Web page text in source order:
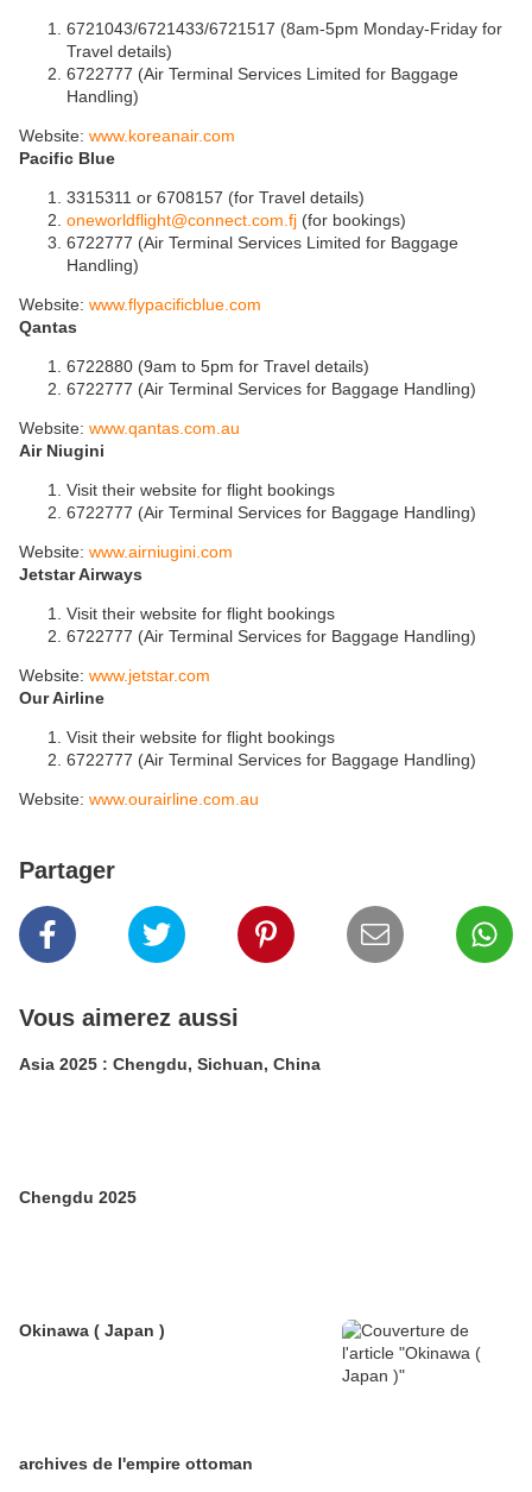
6721043/6721433/6721517 (8am-5pm Monday-Friday for
Travel details)
6722777 (Air Terminal Services Limited for Baggage
Handling)
Website: www.koreanair.com
Pacific Blue
3315311 or 6708157 (for Travel details)
oneworldflight@connect.com.fj (for bookings)
6722777 (Air Terminal Services Limited for Baggage
Handling)
Website: www.flypacificblue.com
Qantas
6722880 (9am to 5pm for Travel details)
6722777 (Air Terminal Services for Baggage Handling)
Website: www.qantas.com.au
Air Niugini
Visit their website for flight bookings
6722777 (Air Terminal Services for Baggage Handling)
Website: www.airniugini.com
Jetstar Airways
Visit their website for flight bookings
6722777 (Air Terminal Services for Baggage Handling)
Website: www.jetstar.com
Our Airline
Visit their website for flight bookings
6722777 (Air Terminal Services for Baggage Handling)
Website: www.ourairline.com.au
Partager
Vous aimerez aussi
Asia 2025 : Chengdu, Sichuan, China
Chengdu 2025
Okinawa ( Japan )
archives de l'empire ottoman